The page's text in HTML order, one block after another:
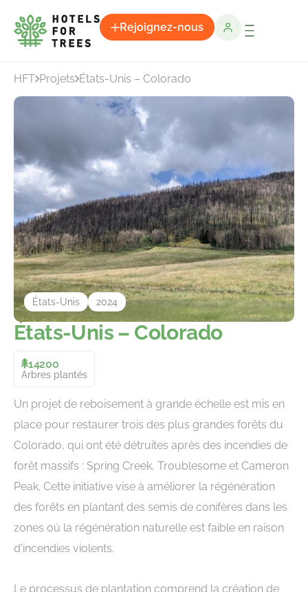
Rejoignez-nous
HFT Projets États-Unis – Colorado
États-Unis – Colorado
14200
Arbres plantés
Un projet de reboisement à grande échelle est mis en
place pour restaurer trois des plus grandes forêts du
Colorado, qui ont été détruites après des incendies de
forêt massifs : Spring Creek, Troublesome et Cameron
Peak. Cette initiative vise à améliorer la régénération
des forêts en plantant des semis de conifères dans les
zones où la régénération naturelle est faible en raison
d'incendies violents.
Le processus de plantation comprend la création de
États-Unis 2024